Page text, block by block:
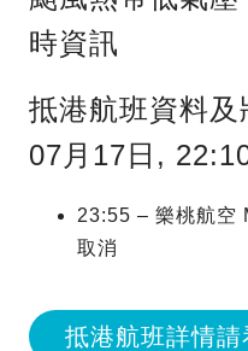
時資訊
抵港航班資料
07月17日,
23:55 – 樂桃航空
取消
抵港航班詳情請